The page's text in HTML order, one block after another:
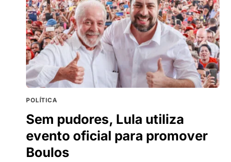
POLÍTICA
Sem pudores, Lula utiliza
evento oficial para promover
Boulos